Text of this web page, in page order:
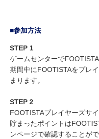
■参加方法
STEP 1
ゲームセンターでFOOTISTA
期間中にFOOTISTAをプレ
まります。
STEP 2
FOOTISTAプレイヤーズサ
貯まったポイントは
ンページで確認することがで